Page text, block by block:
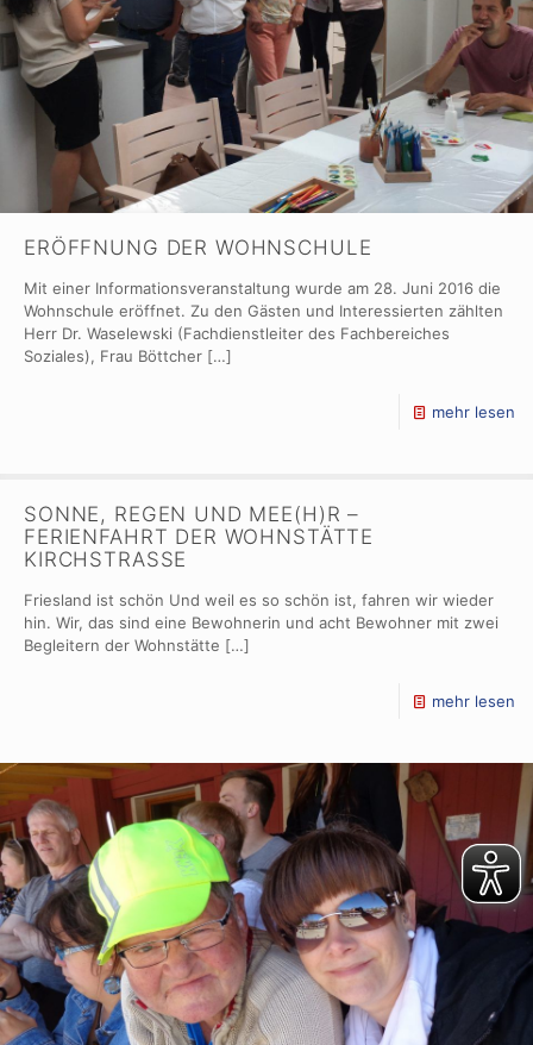
ERÖFFNUNG DER WOHNSCHULE
Mit einer Informationsveranstaltung wurde am 28. Juni 2016 die
Wohnschule eröffnet. Zu den Gästen und Interessierten zählten
Herr Dr. Waselewski (Fachdienstleiter des Fachbereiches
Soziales), Frau Böttcher […]
mehr lesen
SONNE, REGEN UND MEE(H)R –
FERIENFAHRT DER WOHNSTÄTTE
KIRCHSTRASSE
Friesland ist schön Und weil es so schön ist, fahren wir wieder
hin. Wir, das sind eine Bewohnerin und acht Bewohner mit zwei
Begleitern der Wohnstätte […]
mehr lesen